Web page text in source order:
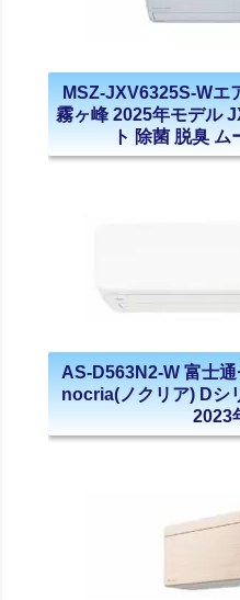
MSZ-JXV6325S-Wエ
霧ヶ峰 2025年モデル
ト 除菌 脱臭
AS-D563N2-W 富士
nocria(ノクリア) Dシ
2023